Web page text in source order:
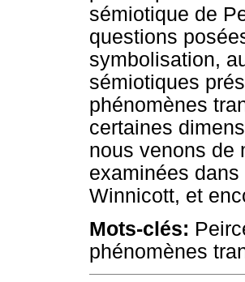
sémiotique de
questions
symbolisation,
sémiotiques
phénomènes
certaines
nous venons de
examinées
Winnicott, et
Mots-clés:
phénomènes